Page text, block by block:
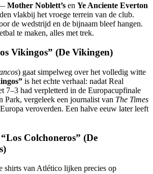
Mother Noblett’s en Ye Anciente Everton
vlakbij het vroege terrein van de club.
de wedstrijd en de bijnaam bleef hangen.
te maken, alles met trek.
Vikingos” (De Vikingen)
) gaat simpelweg over het volledig witte
is het echte verhaal: nadat Real
7–3 had verpletterd in de Europacupfinale
Park, vergeleek een journalist van The Times
veroverden. Een halve eeuw later leeft
Colchoneros” (De
shirts van Atlético lijken precies op